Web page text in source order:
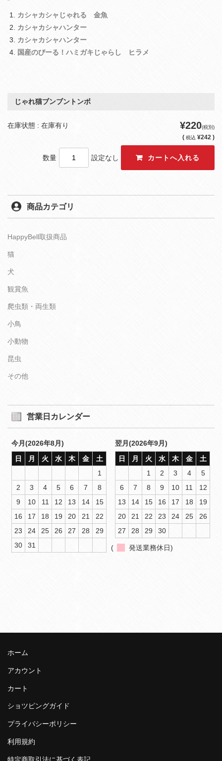
カシャカシャじゃれる 金魚
カシャカシャハンター
カシャカシャハンター
国産のびーる！ハミガキじゃらし ヒラメ
じゃれ猫ブンブントンボ
在庫状態 : 在庫有り ¥220(税別)
( 税込 ¥242 )
数量 設定なし
商品カテゴリ
HappyBell取扱商品
猫
犬
観賞魚
爬虫類・両生類
小鳥
小動物
昆虫
その他
営業日カレンダー
今月(2026年8月)
日
月 火 水 木 金
土
1
2
3 4 5 6 7
8
9
10 11 12 13 14
15
16
17 18 19 20 21
22
23
24 25 26 27 28
29
30
31
翌月(2026年9月)
日
月 火 水 木 金
土
1
2 3 4
5
6
7 8 9 10 11
12
13
14 15 16 17 18
19
20
21 22 23 24 25
26
27
28 29 30
( 発送業務休日)
ホーム
アカウント
カート
ショツピングガイド
プライバシーポリシー
利用規約